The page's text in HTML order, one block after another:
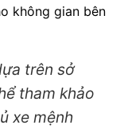
không gian bên
trên sở
tham khảo
xe mệnh